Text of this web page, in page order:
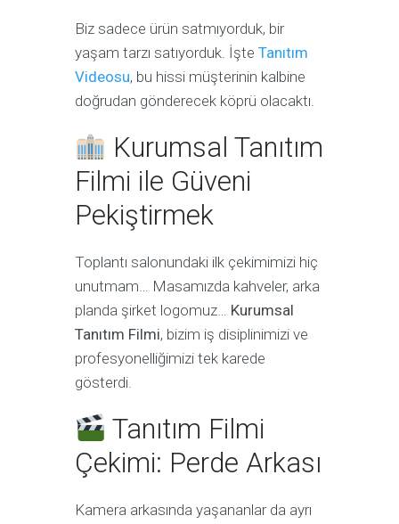
Biz sadece ürün satmıyorduk, bir
yaşam tarzı satıyorduk. İşte Tanıtım
Videosu, bu hissi müşterinin kalbine
doğrudan gönderecek köprü olacaktı.
Kurumsal Tanıtım
Filmi ile Güveni
Pekiştirmek
Toplantı salonundaki ilk çekimimizi hiç
unutmam… Masamızda kahveler, arka
planda şirket logomuz… Kurumsal
Tanıtım Filmi, bizim iş disiplinimizi ve
profesyonelliğimizi tek karede
gösterdi.
Tanıtım Filmi
Çekimi: Perde Arkası
Kamera arkasında yaşananlar da ayrı